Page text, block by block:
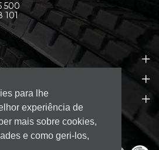
para lhe
experiência de
mais sobre cookies,
e como geri-los,
500
101